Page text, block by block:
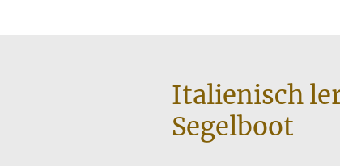
Italienisch
Segelboot